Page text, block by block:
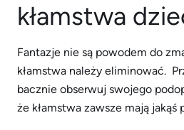
kłamstwa
Fantazje nie są powodem do
kłamstwa należy eliminować.
bacznie obserwuj swojego
że kłamstwa zawsze mają jakąś